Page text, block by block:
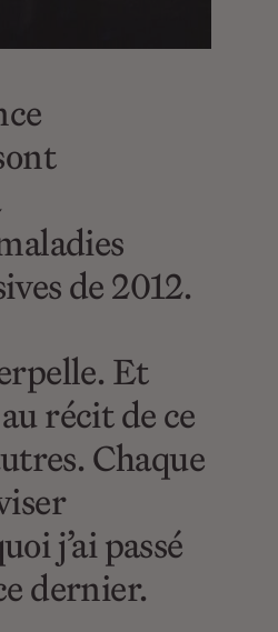
de 2012.
Et
récit de ce
Chaque
j’ai passé
dernier.